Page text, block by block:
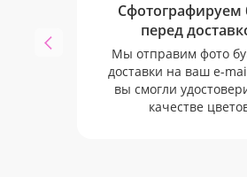
Сфотографируем
перед
Мы отправим фото
доставки на ваш e-
вы смогли
качестве